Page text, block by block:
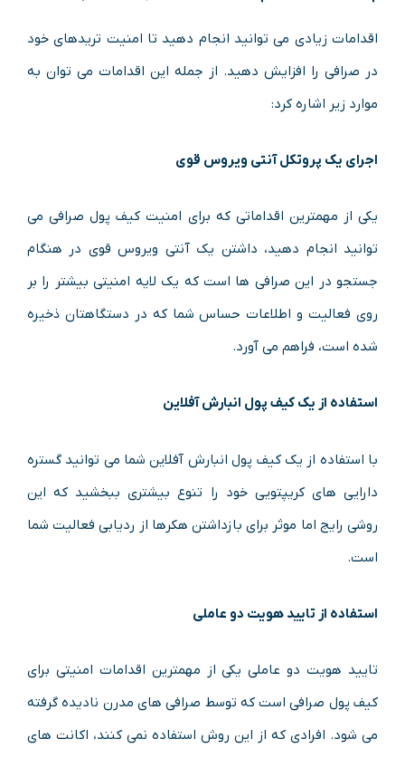
اقدامات زیادی می توانید انجام دهید تا امنیت تریدهای خود
در صرافی را افزایش دهید. از جمله این اقدامات می توان به
موارد زیر اشاره کرد:
اجرای یک پروتکل آنتی ویروس قوی
یکی از مهمترین اقداماتی که برای امنیت کیف پول صرافی می
توانید انجام دهید، داشتن یک آنتی ویروس قوی در هنگام
جستجو در این صرافی ها است که یک لایه امنیتی بیشتر را بر
روی فعالیت و اطلاعات حساس شما که در دستگاهتان ذخیره
شده است، فراهم می آورد.
استفاده از یک کیف پول انبارش آفلاین
با استفاده از یک کیف پول انبارش آفلاین شما می توانید گستره
دارایی های کریپتویی خود را تنوع بیشتری ببخشید که این
روشی رایج اما موثر برای بازداشتن هکرها از ردیابی فعالیت شما
است.
استفاده از تایید هویت دو عاملی
تایید هویت دو عاملی یکی از مهمترین اقدامات امنیتی برای
کیف پول صرافی است که توسط صرافی های مدرن نادیده گرفته
می شود. افرادی که از این روش استفاده نمی کنند، اکانت های